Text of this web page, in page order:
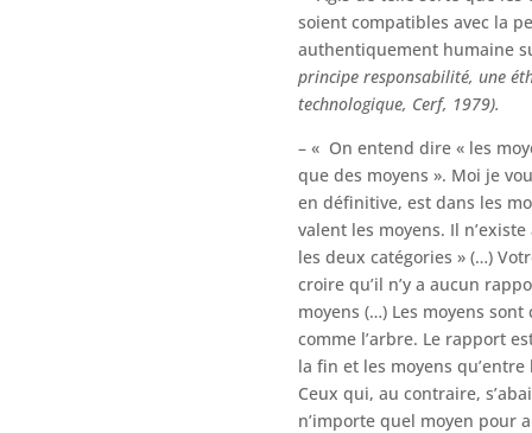
soient compatibles avec la
authentiquement humaine
principe responsabilité, une
technologique, Cerf, 1979).
– « On entend dire « les
que des moyens ». Moi je
en définitive, est dans les
valent les moyens. Il
les deux catégories » (…)
croire qu’il n’y a aucun
moyens (…) Les moyens
comme l’arbre. Le rapport
la fin et les moyens qu’entre
Ceux qui, au contraire,
n’importe quel moyen pour